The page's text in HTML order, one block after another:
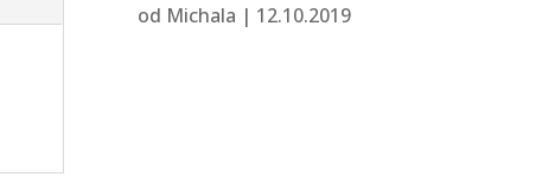
od Michala | 12.10.2019